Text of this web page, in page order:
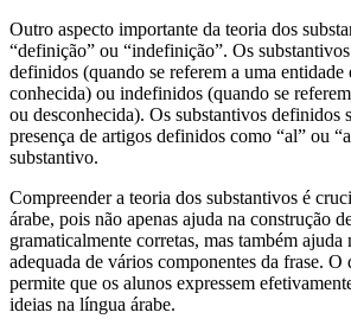
Outro aspecto importante da teoria dos
“definição” ou “indefinição”. Os
definidos (quando se referem a uma entidade
conhecida) ou indefinidos (quando se
ou desconhecida). Os substantivos definidos
presença de artigos definidos como “al” ou
substantivo.
Compreender a teoria dos substantivos é
árabe, pois não apenas ajuda na construção
gramaticalmente corretas, mas também ajuda
adequada de vários componentes da frase.
permite que os alunos expressem
ideias na língua árabe.